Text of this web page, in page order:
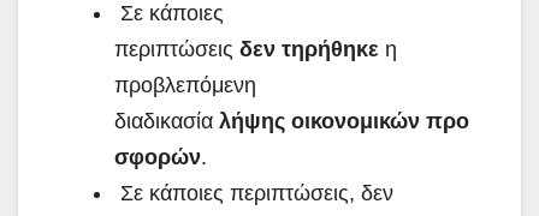
Σε κάποιες
περιπτώσεις δεν τηρήθηκε η
προβλεπόμενη
διαδικασία λήψης οικονομικών προ
σφορών.
Σε κάποιες περιπτώσεις, δεν